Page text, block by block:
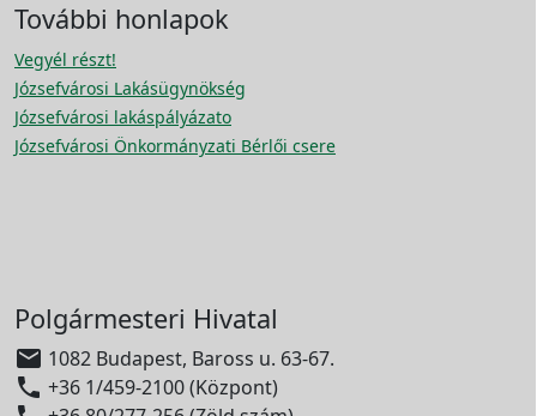
További honlapok
Vegyél részt!
Józsefvárosi Lakásügynökség
Józsefvárosi lakáspályázato
Józsefvárosi Önkormányzati Bérlői csere
Polgármesteri Hivatal
 1082 Budapest, Baross u. 63-67.
 +36 1/459-2100 (Központ)